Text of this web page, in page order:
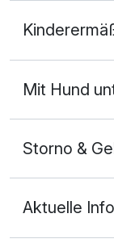
2 Erwachsene
Mit Hund
Storno &
Aktuelle